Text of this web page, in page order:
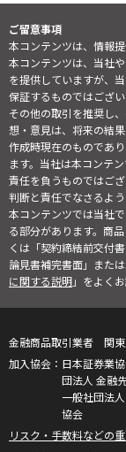
ご留意事項
本コンテンツは、情報
本コンテンツは、当社
を提供していますが、
保証するものではござ
その他の取引を推奨し
想・意見は、将来の結
作成時現在のものであ
ます。当社は本コンテ
責任を負うものではご
判断と責任でなさるよう
本コンテンツでは当社
る部分があります。商
くは「契約締結前交付
論見書補完書面」また
に関する説明」をよく
金融商品取引業者 関
日本証券業
団法人 金融
一般社団法
協会
リスク・手数料などの